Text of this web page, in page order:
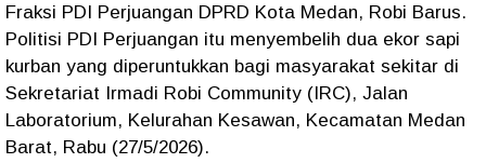
Fraksi PDI Perjuangan DPRD Kota Medan, Robi Barus.
Politisi PDI Perjuangan itu menyembelih dua ekor sapi
kurban yang diperuntukkan bagi masyarakat sekitar di
Sekretariat Irmadi Robi Community (IRC), Jalan
Laboratorium, Kelurahan Kesawan, Kecamatan Medan
Barat, Rabu (27/5/2026).